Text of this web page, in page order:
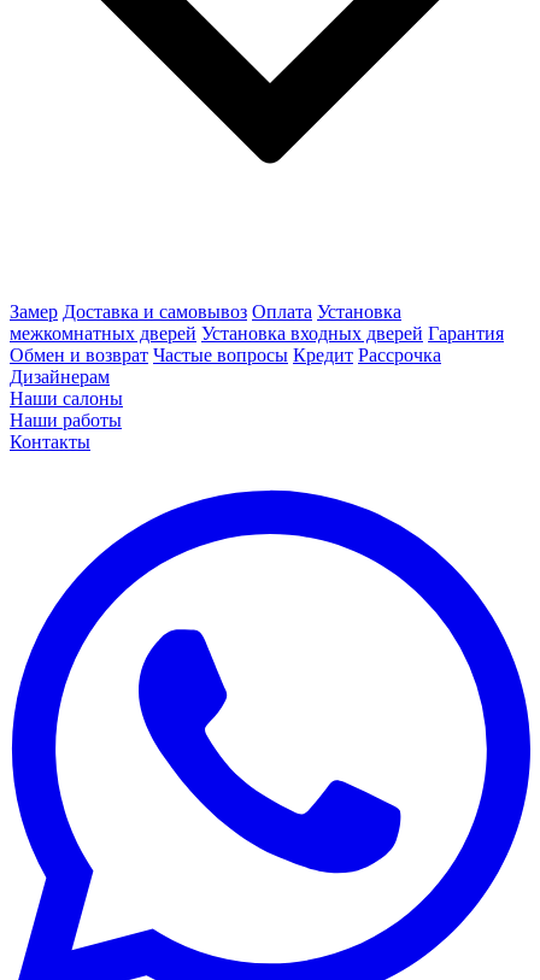
Замер Доставка и самовывоз Оплата Установка
межкомнатных дверей Установка входных дверей Гарантия
Обмен и возврат Частые вопросы Кредит Рассрочка
Дизайнерам
Наши салоны
Наши работы
Контакты